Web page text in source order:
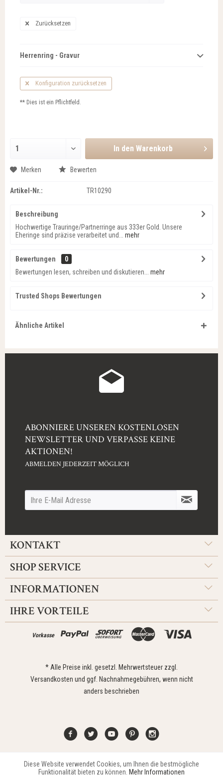
Zurücksetzen
Herrenring - Gravur
Konfiguration zurücksetzen
** Dies ist ein Pflichtfeld.
In den Warenkorb
Merken Bewerten
Artikel-Nr.: TR10290
Beschreibung
Hochwertige Trauringe/Partnerringe aus 333er Gold. Unsere
Eheringe sind präzise verarbeitet und...
mehr
Bewertungen
0
Bewertungen lesen, schreiben und diskutieren...
mehr
Trusted Shops Bewertungen
Ähnliche Artikel
ABONNIERE UNSEREN KOSTENLOSEN
NEWSLETTER UND VERPASSE KEINE
AKTIONEN!
ABMELDEN JEDERZEIT MÖGLICH
KONTAKT
SHOP SERVICE
INFORMATIONEN
IHRE VORTEILE
Vorkasse
* Alle Preise inkl. gesetzl. Mehrwertsteuer zzgl.
Versandkosten und ggf. Nachnahmegebühren, wenn nicht
anders beschrieben
Kontakt Widerrufsrecht Impressum Versand Datenschutz
Funktionale Aktiv
Diese Website verwendet Cookies, um Ihnen die bestmögliche
Funktionalität bieten zu können. Mehr Informationen